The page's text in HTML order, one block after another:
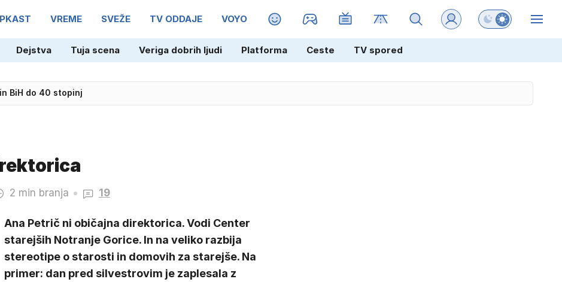
VREME SVEŽE TV ODDAJE VOYO MAGAZIN Preklopi barvni
Dejstva Tuja scena Veriga dobrih ljudi Platforma Ceste TV spored
BiH do 40 stopinj
2 min branja 19
Ana Petrič ni običajna direktorica. Vodi Center
starejših Notranje Gorice. In na veliko razbija
stereotipe o starosti in domovih za starejše. Na
primer: dan pred silvestrovim je zaplesala z